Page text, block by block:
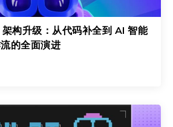
构升级：从代码补全到 AI 智能
的全面演进